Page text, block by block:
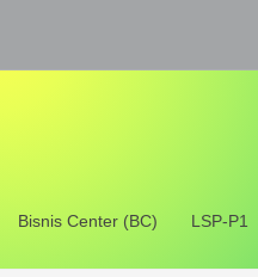
Bisnis Center (BC) LSP-P1